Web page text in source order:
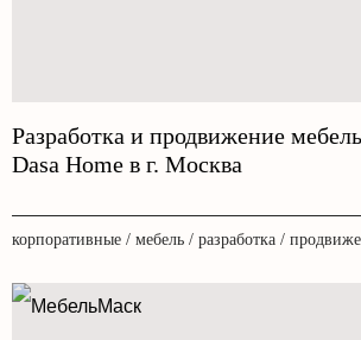
Разработка и продвижение
Dasa Home в г. Москва
корпоративные / мебель / разработка /